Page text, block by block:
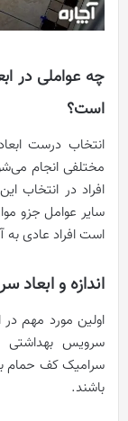
چه عواملی در
است؟
انتخاب درست
مختلفی انجام
افراد در انتخاب
سایر عوامل جزو
است افراد عادی به
اندازه و
اولین مورد مهم در
سرویس بهداشتی
سرامیک کف حمام
باشند.